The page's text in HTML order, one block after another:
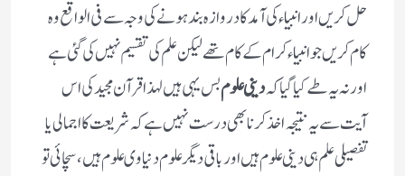
حل کریں اور انبیاء کی آمد کا دروازہ بند ہونے کی وجہ سے فی الواقع وہ
کام کریں جو انبیاء کرام کے کام تھے لیکن علم کی تقسیم نہیں کی گئی ہے
اور نہ یہ طے کیا گیا کہدینی علومبس یہی ہیں لہذا قرآن مجید کی اس
آیت سے یہ نتیجہ اخذ کرنا بھی درست نہیں ہے کہ شریعت کا اجمالی یا
تفصیلی علم ہی دینی علوم ہیں اور باقی دیگر علوم دنیا وی علوم ہیں، سچائی تو